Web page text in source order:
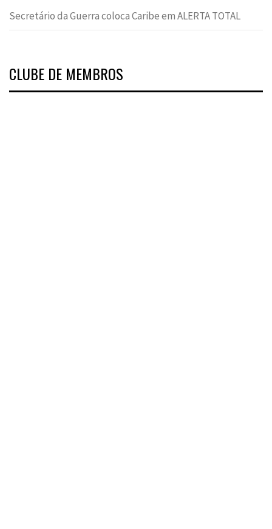
Secretário da Guerra coloca Caribe em ALERTA TOTAL
CLUBE DE MEMBROS